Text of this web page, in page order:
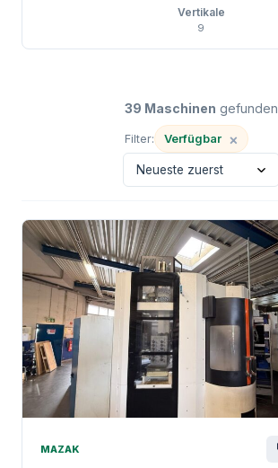
Vertikale
9
39 Maschinen gefunden
Verfügbar ×
MAZAK